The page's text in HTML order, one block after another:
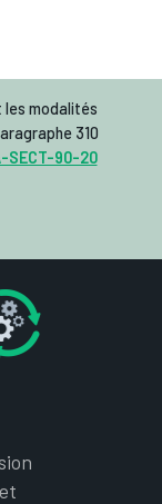
les modalités
310
SECT-90-20